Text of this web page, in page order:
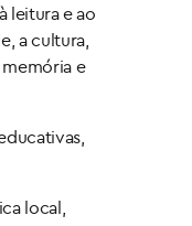
leitura e ao
a cultura,
e
local,